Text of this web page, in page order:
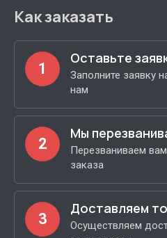
Как заказать
1
Оставьте
Заполните заявку
нам
2
Мы
Перезваниваем
заказа
3
Доставляем
Осуществляем